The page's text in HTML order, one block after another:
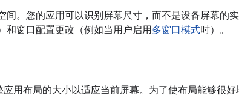
间。您的应用可以识别屏幕尺寸，而不是设备屏幕的
和窗口配置更改（例如当用户启用多窗口模式时）。
用布局的大小以适应当前屏幕。为了使布局能够很